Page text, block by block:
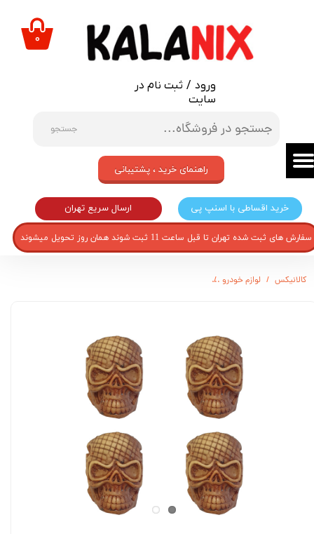
جستجو
ورود / ثبت نام در
سایت
حساب کاربری من
تغییر گذر واژه
خروج از حساب کاربری
۰
خرید اقساطی با اسنپ پی ارسال سریع تهران
راهنمای خرید ، پشتیبانی
سفارش های ثبت شده تهران تا قبل ساعت 11 ثبت شوند همان روز تحویل میشوند
کالانیکس لوازم خودرو